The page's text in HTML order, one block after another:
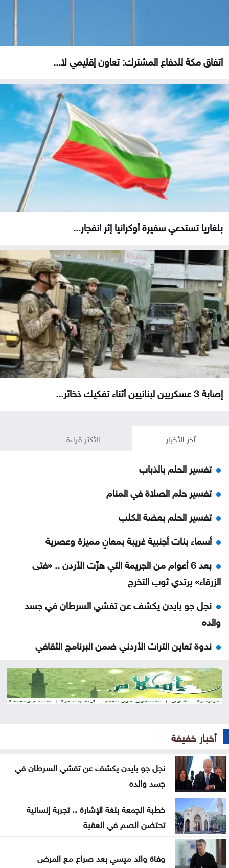
اتفاق مكة للدفاع المشترك: تعاون إقليمي لا...
بلغاريا تستدعي سفيرة أوكرانيا إثر انفجار...
إصابة 3 عسكريين لبنانيين أثناء تفكيك ذخائر...
آخر الأخبار الأكثر قراءة
تفسير الحلم بالذباب
تفسير حلم الصلاة في المنام
تفسير الحلم بعضة الكلب
أسماء بنات أجنبية غريبة بمعانٍ مميزة وعصرية
بعد 6 أعوام من الجريمة التي هزّت الأردن .. «فتى
الزرقاء» يرتدي ثوب التخرج
نجل جو بايدن يكشف عن تفشي السرطان في جسد
والده
ندوة تعاين التراث الأردني ضمن البرنامج الثقافي
مستوطنون يهاجمون مسجدا بالضفة والجيش يعتقل 7
فلسطينيين
سيدات الجزائر يحققن إنجازا تاريخيا ببلوغ نصف نهائي
أمم إفريقيا
شقة مهجورة في الرصيفة تثير شكاوى السكان ..
تفاصيل
السعودية واليمن وقطر ترحب ببيان مجلس الأمن إزاء
هجمات الحوثيين
أخبار خفيفة
نجل جو بايدن يكشف عن تفشي السرطان في
جسد والده
خطبة الجمعة بلغة الإشارة .. تجربة إنسانية
تحتضن الصم في العقبة
وفاة والد ميسي بعد صراع مع المرض